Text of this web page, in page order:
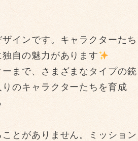
インです。キャラクターたち
自の魅力があります
まで、さまざまなタイプの銃
のキャラクターたちを育成
とがありません。ミッション